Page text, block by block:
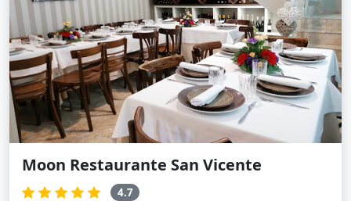
Moon Restaurante San Vicente
4.7